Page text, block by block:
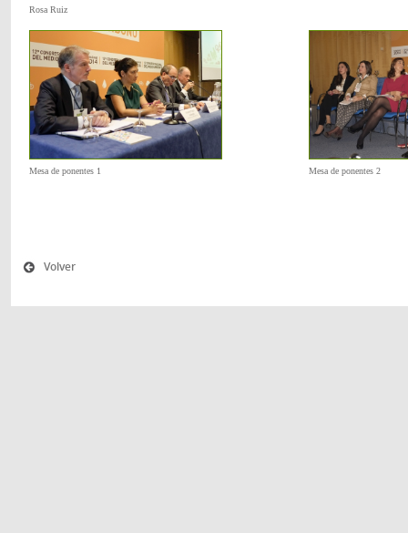
Rosa Ruiz
Mesa de ponentes 1 Mesa de ponentes 2
Volver